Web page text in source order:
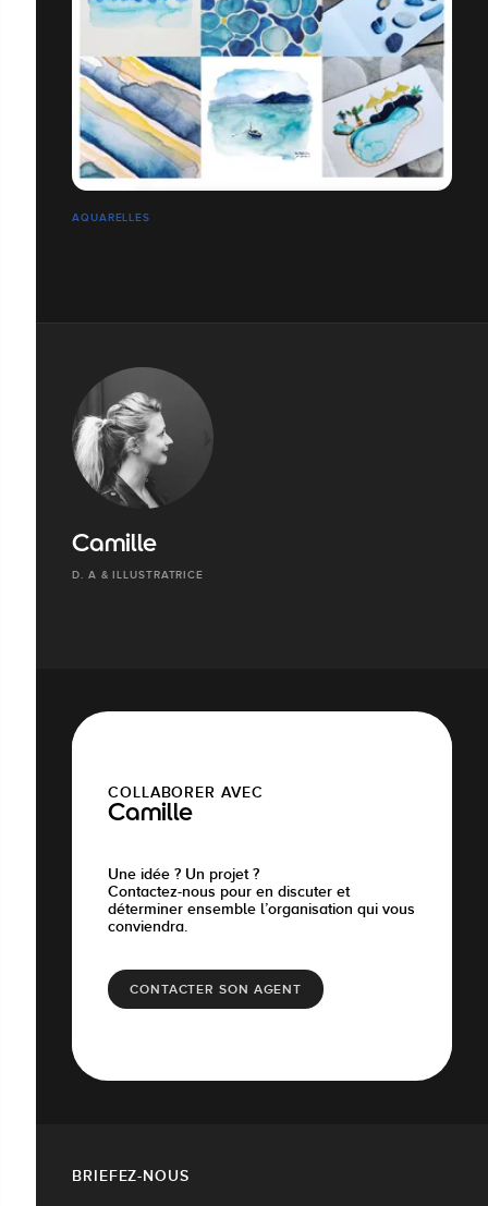
AQUARELLES
Camille
D. A & ILLUSTRATRICE
COLLABORER AVEC
Camille
Une idée ? Un projet ?
Contactez-nous pour en discuter et
déterminer ensemble l’organisation qui vous
conviendra.
CONTACTER SON AGENT
BRIEFEZ-NOUS